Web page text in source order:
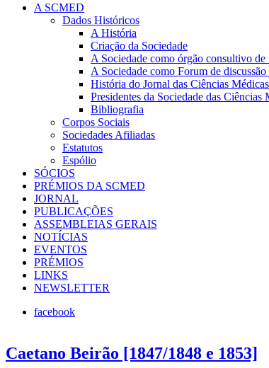
A SCMED
Dados Históricos
A História
Criação da Sociedade
A Sociedade como órgão consultivo
A Sociedade como Forum de
História do Jornal das Ciências
Presidentes da Sociedade das Ciências
Bibliografia
Corpos Sociais
Sociedades Afiliadas
Estatutos
Espólio
SÓCIOS
PRÉMIOS DA SCMED
JORNAL
PUBLICAÇÕES
ASSEMBLEIAS GERAIS
NOTÍCIAS
EVENTOS
PRÉMIOS
LINKS
NEWSLETTER
facebook
Caetano Beirão [1847/1848 e 1853]